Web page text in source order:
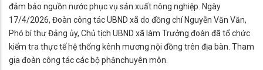
đảm bảo nguồn nước phục vụ sản xuất nông nghiệp. Ngày
17/4/2026, Đoàn công tác UBND xã do đồng chí Nguyễn Văn Văn,
Phó bí thư Đảng ủy, Chủ tịch UBND xã làm Trưởng đoàn đã tổ chức
kiểm tra thực tế hệ thống kênh mương nội đồng trên địa bàn. Tham
gia đoàn công tác các bộ phậnchuyên môn.